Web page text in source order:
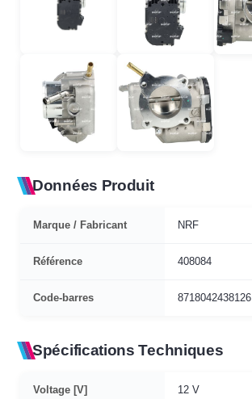
Données Produit
Marque / Fabricant NRF
Référence 408084
Code-barres 8718042438126
Spécifications Techniques
Voltage [V] 12 V